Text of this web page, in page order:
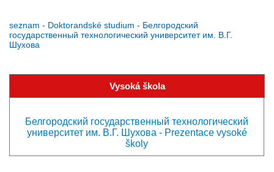
seznam - Doktorandské studium - Белгородский
государственный технологический университет им. В.Г.
Шухова
Vysoká škola
Белгородский государственный технологический
университет им. В.Г. Шухова - Prezentace vysoké
školy